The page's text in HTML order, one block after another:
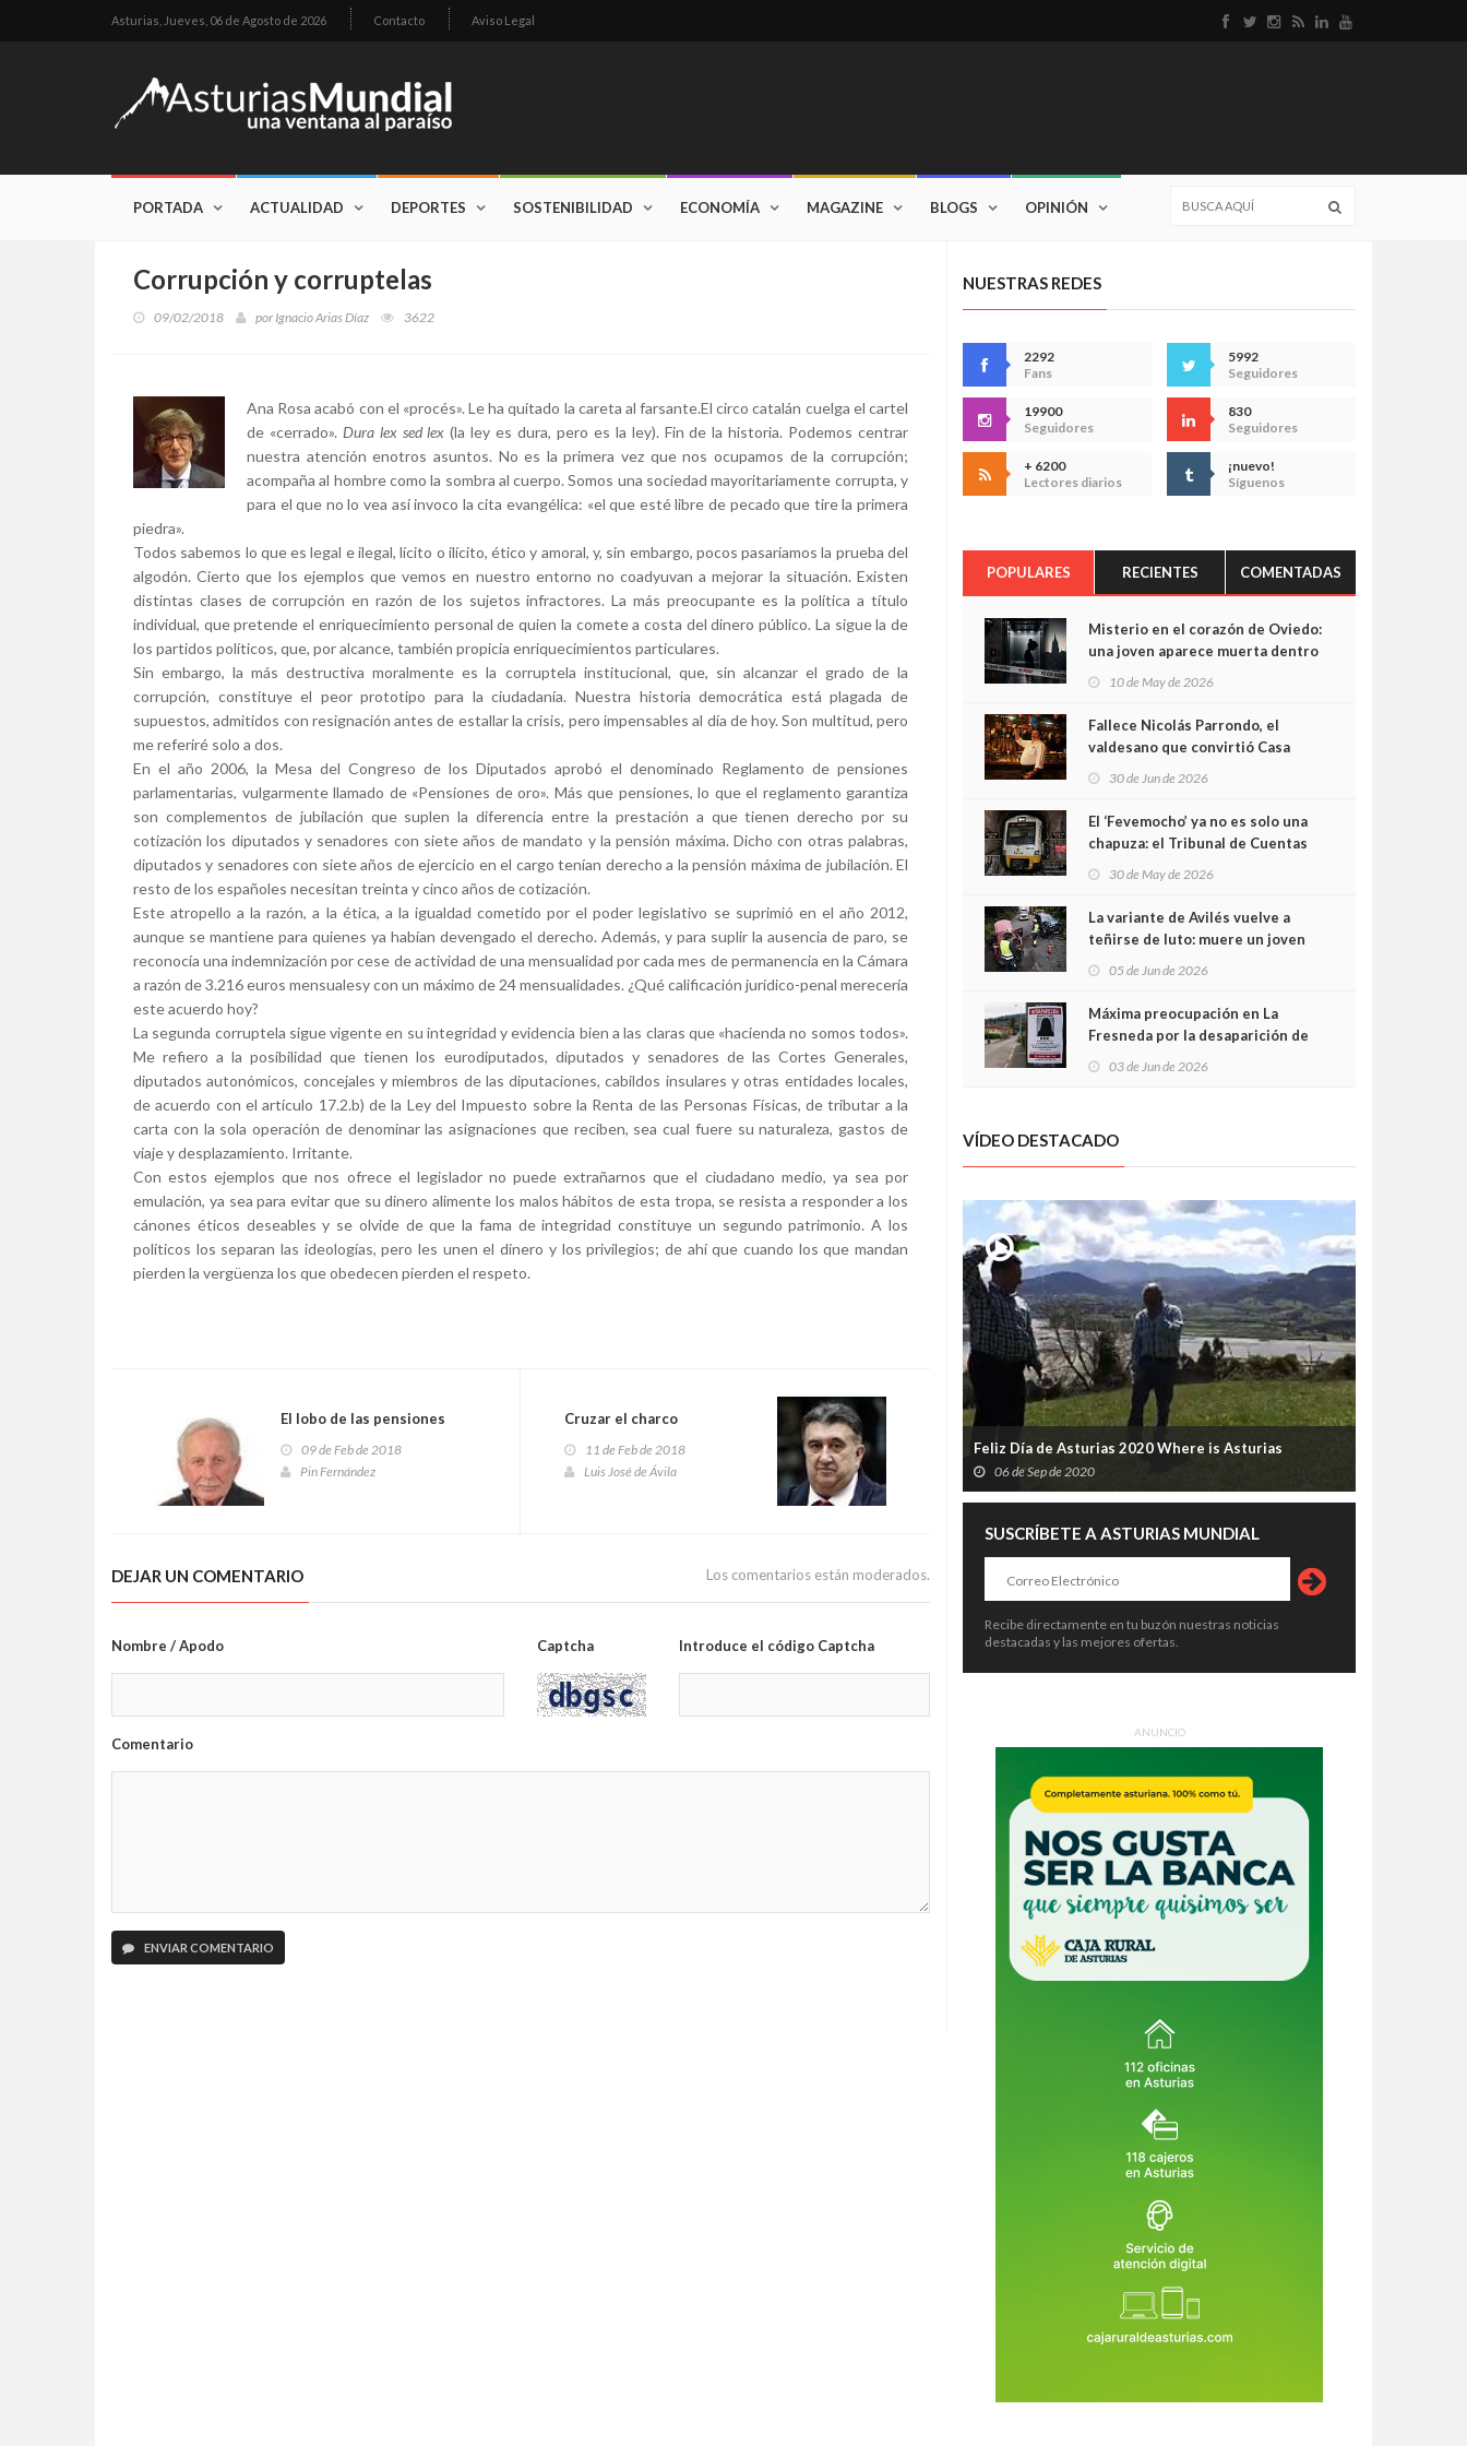
Asturias, Jueves, 06 de Agosto de 2026 Contacto Aviso Legal
PORTADA ACTUALIDAD DEPORTES SOSTENIBILIDAD ECONOMÍA MAGAZINE BLOGS OPINIÓN
Corrupción y corruptelas
09/02/2018 por Ignacio Arias Díaz 3622
Ana Rosa acabó con el «procés». Le ha quitado la careta al farsante.El circo catalán cuelga el cartel
de «cerrado». Dura lex sed lex (la ley es dura, pero es la ley). Fin de la historia. Podemos centrar
nuestra atención enotros asuntos. No es la primera vez que nos ocupamos de la corrupción;
acompaña al hombre como la sombra al cuerpo. Somos una sociedad mayoritariamente corrupta, y
para el que no lo vea así invoco la cita evangélica: «el que esté libre de pecado que tire la primera
piedra».
Todos sabemos lo que es legal e ilegal, lícito o ilícito, ético y amoral, y, sin embargo, pocos pasaríamos la prueba del
algodón. Cierto que los ejemplos que vemos en nuestro entorno no coadyuvan a mejorar la situación. Existen
distintas clases de corrupción en razón de los sujetos infractores. La más preocupante es la política a título
individual, que pretende el enriquecimiento personal de quien la comete a costa del dinero público. La sigue la de
los partidos políticos, que, por alcance, también propicia enriquecimientos particulares.
Sin embargo, la más destructiva moralmente es la corruptela institucional, que, sin alcanzar el grado de la
corrupción, constituye el peor prototipo para la ciudadanía. Nuestra historia democrática está plagada de
supuestos, admitidos con resignación antes de estallar la crisis, pero impensables al día de hoy. Son multitud, pero
me referiré solo a dos.
En el año 2006, la Mesa del Congreso de los Diputados aprobó el denominado Reglamento de pensiones
parlamentarias, vulgarmente llamado de «Pensiones de oro». Más que pensiones, lo que el reglamento garantiza
son complementos de jubilación que suplen la diferencia entre la prestación a que tienen derecho por su
cotización los diputados y senadores con siete años de mandato y la pensión máxima. Dicho con otras palabras,
diputados y senadores con siete años de ejercicio en el cargo tenían derecho a la pensión máxima de jubilación. El
resto de los españoles necesitan treinta y cinco años de cotización.
Este atropello a la razón, a la ética, a la igualdad cometido por el poder legislativo se suprimió en el año 2012,
aunque se mantiene para quienes ya habían devengado el derecho. Además, y para suplir la ausencia de paro, se
reconocía una indemnización por cese de actividad de una mensualidad por cada mes de permanencia en la Cámara
a razón de 3.216 euros mensualesy con un máximo de 24 mensualidades. ¿Qué calificación jurídico-penal merecería
este acuerdo hoy?
La segunda corruptela sigue vigente en su integridad y evidencia bien a las claras que «hacienda no somos todos».
Me refiero a la posibilidad que tienen los eurodiputados, diputados y senadores de las Cortes Generales,
diputados autonómicos, concejales y miembros de las diputaciones, cabildos insulares y otras entidades locales,
de acuerdo con el artículo 17.2.b) de la Ley del Impuesto sobre la Renta de las Personas Físicas, de tributar a la
carta con la sola operación de denominar las asignaciones que reciben, sea cual fuere su naturaleza, gastos de
viaje y desplazamiento. Irritante.
Con estos ejemplos que nos ofrece el legislador no puede extrañarnos que el ciudadano medio, ya sea por
emulación, ya sea para evitar que su dinero alimente los malos hábitos de esta tropa, se resista a responder a los
cánones éticos deseables y se olvide de que la fama de integridad constituye un segundo patrimonio. A los
políticos los separan las ideologías, pero les unen el dinero y los privilegios; de ahí que cuando los que mandan
pierden la vergüenza los que obedecen pierden el respeto.
El lobo de las pensiones
09 de Feb de 2018
Pin Fernández
Cruzar el charco
11 de Feb de 2018
Luis José de Ávila
DEJAR UN COMENTARIO Los comentarios están moderados.
Nombre / Apodo Captcha Introduce el código Captcha
Comentario
ENVIAR COMENTARIO
NUESTRAS REDES
2292
Fans
5992
Seguidores
19900
Seguidores
830
Seguidores
+ 6200
Lectores diarios
¡nuevo!
Síguenos
POPULARES RECIENTES COMENTADAS
Misterio en el corazón de Oviedo:
una joven aparece muerta dentro
cámaras captan sus últimos
minutos
10 de May de 2026
Fallece Nicolás Parrondo, el
valdesano que convirtió Casa
30 de Jun de 2026
El ‘Fevemocho’ ya no es solo una
chapuza: el Tribunal de Cuentas
sobrecoste de los trenes que no
cabían por los túneles
30 de May de 2026
La variante de Avilés vuelve a
teñirse de luto: muere un joven
05 de Jun de 2026
Máxima preocupación en La
Fresneda por la desaparición de
03 de Jun de 2026
VÍDEO DESTACADO
Feliz Día de Asturias 2020 Where is Asturias
06 de Sep de 2020
SUSCRÍBETE A ASTURIAS MUNDIAL
Recibe directamente en tu buzón nuestras noticias
destacadas y las mejores ofertas.
ANUNCIO